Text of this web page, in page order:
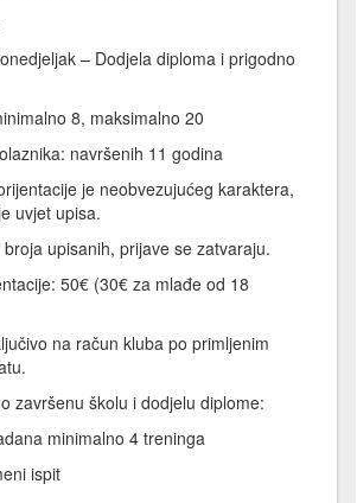
– Dodjela diploma i prigodno
8, maksimalno 20
navršenih 11 godina
je neobvezujućeg karaktera,
uvjet upisa.
upisanih, prijave se zatvaraju.
50€ (30€ za mlađe od 18
na račun kluba po primljenim
završenu školu i dodjelu diplome:
minimalno 4 treninga
ispit